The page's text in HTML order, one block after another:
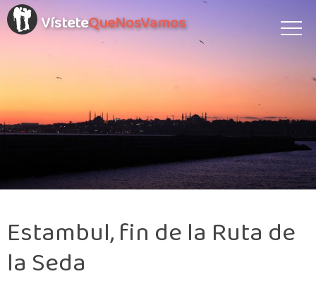
VísteteQueNosVamos
Estambul, fin de la Ruta de
la Seda